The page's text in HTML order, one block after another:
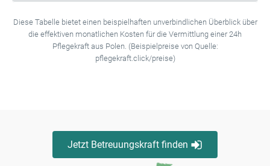
Diese Tabelle bietet einen beispielhaften unverbindlichen Überblick über
die effektiven monatlichen Kosten für die Vermittlung einer 24h
Pflegekraft aus Polen. (Beispielpreise von Quelle:
pflegekraft.click/preise)
Jetzt Betreuungskraft finden